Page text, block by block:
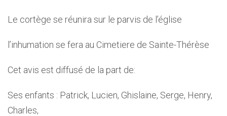
Le cortège se réunira sur le parvis de l’église
l’inhumation se fera au Cimetiere de Sainte-Thérèse
Cet avis est diffusé de la part de:
Ses enfants : Patrick, Lucien, Ghislaine, Serge, Henry,
Charles,